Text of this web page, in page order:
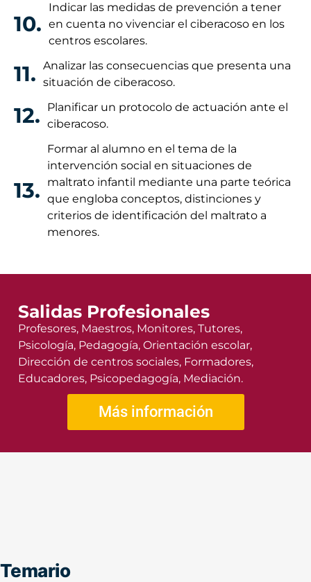
10.
Indicar las medidas de prevención a tener
en cuenta no vivenciar el ciberacoso en los
centros escolares.
11. Analizar las consecuencias que presenta una
situación de ciberacoso.
12.
Planificar un protocolo de actuación ante el
ciberacoso.
13.
Formar al alumno en el tema de la
intervención social en situaciones de
maltrato infantil mediante una parte teórica
que engloba conceptos, distinciones y
criterios de identificación del maltrato a
menores.
Salidas Profesionales
Profesores, Maestros, Monitores, Tutores,
Psicología, Pedagogía, Orientación escolar,
Dirección de centros sociales, Formadores,
Educadores, Psicopedagogía, Mediación.
Más información
Temario